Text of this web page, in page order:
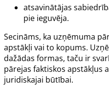
atsavinātājas
pie ieguvēja.
Secināms, ka uzņēmuma
apstākļi vai to kopums.
dažādas formas, taču ir
pārejas faktiskos apstākļus
juridiskajai būtībai.